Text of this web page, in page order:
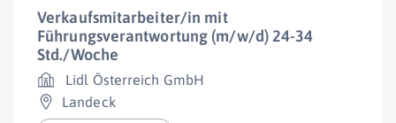
Verkaufsmitarbeiter/in mit
Führungsverantwortung (m/w/d) 24-34
Std./Woche
Lidl Österreich GmbH
Landeck